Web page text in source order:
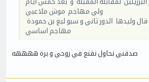
البرزيلين لمقابلة المقبلة و بعد خمس ايام
ولي مهاجم موش ملاعبي
قال وليدها الدور ثاني و سبو ليغ بن حمودة
مهاجم اساسي
صدقني نحاول نقنع في روحي و برة ههههه